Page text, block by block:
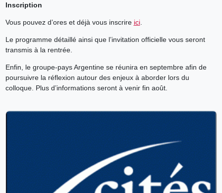
Inscription
Vous pouvez d’ores et déjà vous inscrire ici.
Le programme détaillé ainsi que l’invitation officielle vous seront
transmis à la rentrée.
Enfin, le groupe-pays Argentine se réunira en septembre afin de
poursuivre la réflexion autour des enjeux à aborder lors du
colloque. Plus d’informations seront à venir fin août.